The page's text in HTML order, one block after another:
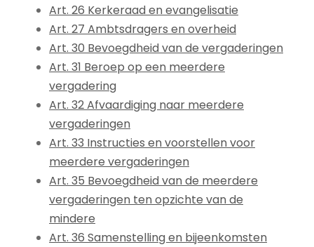
Art. 26 Kerkeraad en evangelisatie
Art. 27 Ambtsdragers en overheid
Art. 30 Bevoegdheid van de vergaderingen
Art. 31 Beroep op een meerdere
vergadering
Art. 32 Afvaardiging naar meerdere
vergaderingen
Art. 33 Instructies en voorstellen voor
meerdere vergaderingen
Art. 35 Bevoegdheid van de meerdere
vergaderingen ten opzichte van de
mindere
Art. 36 Samenstelling en bijeenkomsten